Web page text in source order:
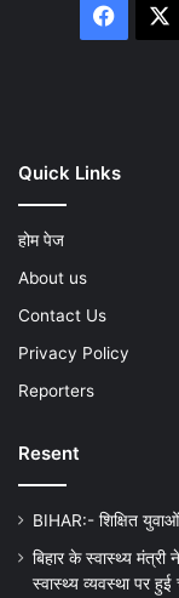
Quick Links
होम पेज
About us
Contact Us
Privacy Policy
Reporters
Resent
BIHAR:- शिक्षित
बिहार के स्वास्थ्य
स्वास्थ्य व्यवस्था पर हुई